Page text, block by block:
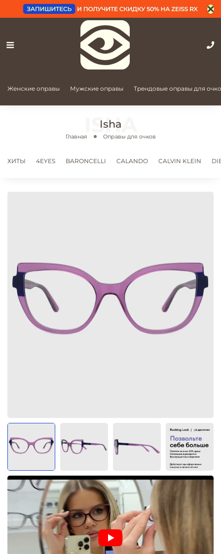
Женские оправы Мужские оправы Трендовые оправы для
Isha
Главная Оправы для очков
ХИТЫ 4EYES BARONCELLI CALANDO CALVIN KLEIN